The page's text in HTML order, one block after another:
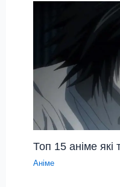
Топ 15 аніме які
Аніме